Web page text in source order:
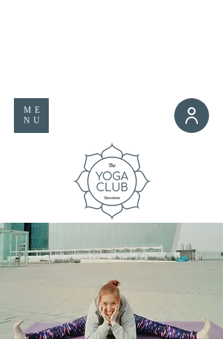
ME
NU